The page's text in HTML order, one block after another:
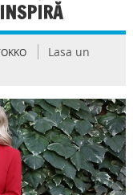
Lasa un